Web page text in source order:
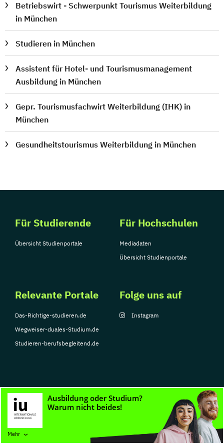
Mehr
Betriebswirt - Schwerpunkt Tourismus Weiterbildung
in München
Studieren in München
Assistent für Hotel- und Tourismusmanagement
Ausbildung in München
Gepr. Tourismusfachwirt Weiterbildung (IHK) in
München
Gesundheitstourismus Weiterbildung in München
Für Studierende
Übersicht Studienportale
Für Hochschulen
Mediadaten
Übersicht Studienportale
Relevante Portale
Das-Richtige-studieren.de
Wegweiser-duales-Studium.de
Studieren-berufsbegleitend.de
Folge uns auf
Instagram
© Copyright 2026, TarGroup Media GmbH
Nutzungsbedingungen